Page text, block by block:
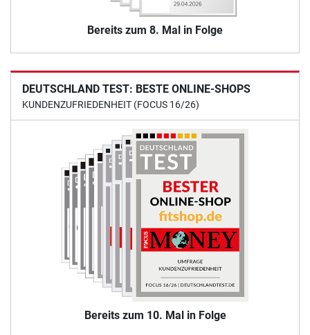
Bereits zum 8. Mal in Folge
DEUTSCHLAND TEST: BESTE ONLINE-SHOPS
KUNDENZUFRIEDENHEIT (FOCUS 16/26)
Bereits zum 10. Mal in Folge